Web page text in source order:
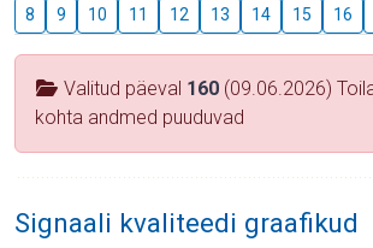
8 9 10 11 12 13 14 15 16
Valitud päeval 160 (09.06.2026)
kohta andmed puuduvad
Signaali kvaliteedi graafikud